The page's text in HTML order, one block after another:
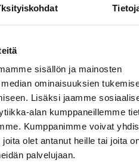
sisällön ja mainosten
ominaisuuksien
Lisäksi jaamme
alan kumppaneillemme
Kumppanimme voivat
olet antanut heille tai joita
palvelujaan.
käyttöön
hiuksia
kuivattamatta.
BPcare Fresh
Clean
Shampoo sopii
käytettäväksi
myös kaikkien